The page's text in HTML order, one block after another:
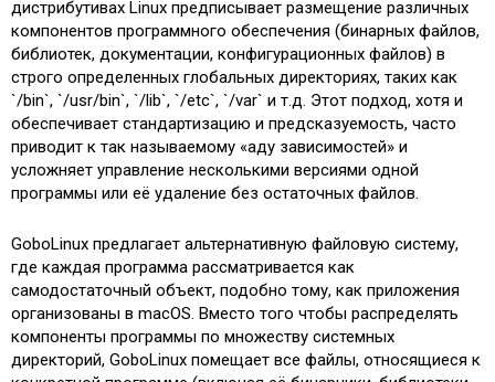
дистрибутивах Linux предписывает размещение различных
компонентов программного обеспечения (бинарных файлов,
библиотек, документации, конфигурационных файлов) в
строго определенных глобальных директориях, таких как
`/bin`, `/usr/bin`, `/lib`, `/etc`, `/var` и т.д. Этот подход, хотя и
обеспечивает стандартизацию и предсказуемость, часто
приводит к так называемому «аду зависимостей» и
усложняет управление несколькими версиями одной
программы или её удаление без остаточных файлов.
GoboLinux предлагает альтернативную файловую систему,
где каждая программа рассматривается как
самодостаточный объект, подобно тому, как приложения
организованы в macOS. Вместо того чтобы распределять
компоненты программы по множеству системных
директорий, GoboLinux помещает все файлы, относящиеся к